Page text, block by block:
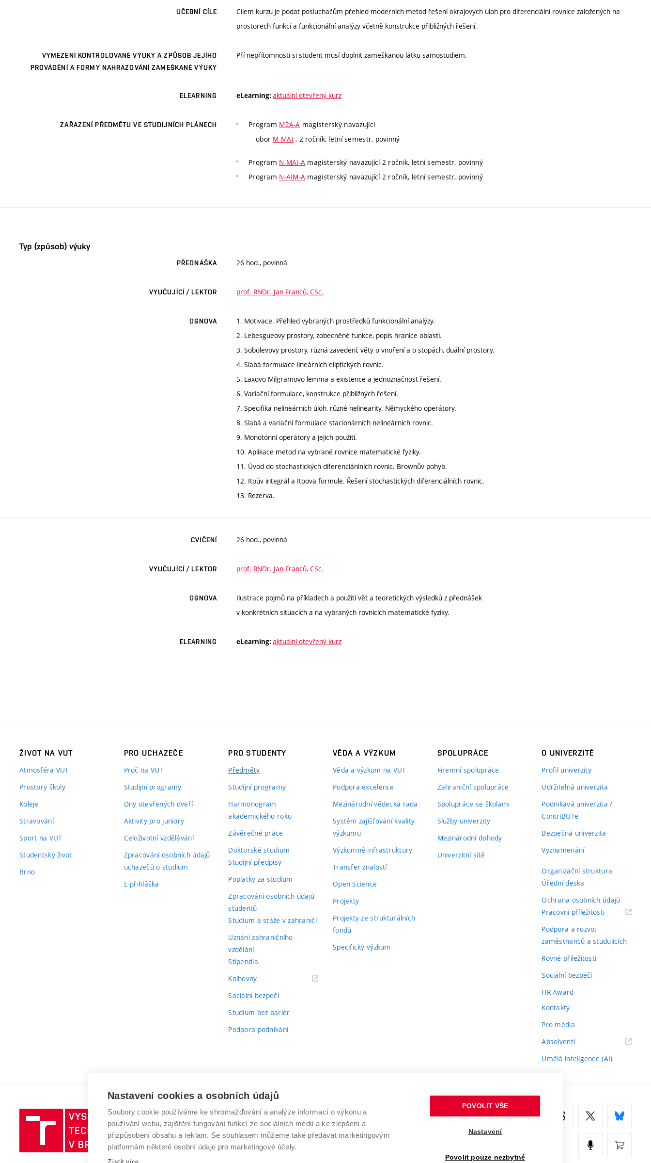
UČEBNÍ CÍLE
Cílem kurzu je podat posluchačům přehled moderních metod řešení okrajových úloh pro diferenciální rovnice založených na
prostorech funkcí a funkcionální analýzy včetně konstrukce přibližných řešení.
VYMEZENÍ KONTROLOVANÉ VÝUKY A ZPŮSOB JEJÍHO
PROVÁDĚNÍ A FORMY NAHRAZOVÁNÍ ZAMEŠKANÉ VÝUKY
Pří nepřítomnosti si student musí doplnit zameškanou látku samostudiem.
ELEARNING eLearning: aktuální otevřený kurz
ZAŘAZENÍ PŘEDMĚTU VE STUDIJNÍCH PLÁNECH Program M2A-A magisterský navazující
obor M-MAI , 2 ročník, letní semestr, povinný
Program N-MAI-A magisterský navazující 2 ročník, letní semestr, povinný
Program N-AIM-A magisterský navazující 2 ročník, letní semestr, povinný
Typ (způsob) výuky
PŘEDNÁŠKA 26 hod., povinná
VYUČUJÍCÍ / LEKTOR prof. RNDr. Jan Franců, CSc.
OSNOVA
1. Motivace. Přehled vybraných prostředků funkcionální analýzy.
2. Lebesgueovy prostory, zobecněné funkce, popis hranice oblasti.
3. Sobolevovy prostory, různá zavedení, věty o vnoření a o stopách, duální prostory.
4. Slabá formulace lineárních eliptických rovnic.
5. Laxovo-Milgramovo lemma a existence a jednoznačnost řešení.
6. Variační formulace, konstrukce přibližných řešení.
7. Specifika nelineárních úloh, různé nelinearity. Němyckého operátory.
8. Slabá a variační formulace stacionárních nelineárních rovnic.
9. Monotónní operátory a jejich použití.
10. Aplikace metod na vybrané rovnice matematické fyziky.
11. Úvod do stochastických diferenciánlních rovnic. Brownův pohyb.
12. Itoův integrál a Itoova formule. Řešení stochastických diferenciálních rovnic.
13. Rezerva.
CVIČENÍ 26 hod., povinná
VYUČUJÍCÍ / LEKTOR prof. RNDr. Jan Franců, CSc.
OSNOVA
Ilustrace pojmů na příkladech a použití vět a teoretických výsledků z přednášek
v konkrétních situacích a na vybraných rovnicích matematické fyziky.
ELEARNING eLearning: aktuální otevřený kurz
ŽIVOT NA VUT
Atmosféra VUT
Prostory školy
Koleje
Stravování
Sport na VUT
Studentský život
Brno
PRO UCHAZEČE
Proč na VUT
Studijní programy
Dny otevřených dveří
Aktivity pro juniory
Celoživotní vzdělávání
Zpracování osobních údajů
uchazečů o studium
E-přihláška
PRO STUDENTY
Předměty
Studijní programy
Harmonogram
akademického roku
Závěrečné práce
Doktorské studium
Studijní předpisy
Poplatky za studium
Zpracování osobních údajů
studentů
Studium a stáže v zahraničí
Uznání zahraničního
vzdělání
Stipendia
Knihovny(externí
Sociální bezpečí
Studium bez bariér
Podpora podnikání
VĚDA A VÝZKUM
Věda a výzkum na VUT
Podpora excelence
Mezinárodní vědecká rada
Systém zajišťování kvality
výzkumu
Výzkumné infrastruktury
Transfer znalostí
Open Science
Projekty
Projekty ze strukturálních
fondů
Specifický výzkum
SPOLUPRÁCE
Firemní spolupráce
Zahraniční spolupráce
Spolupráce se školami
Služby univerzity
Mezinárodní dohody
Univerzitní sítě
O UNIVERZITĚ
Profil univerzity
Udržitelná univerzita
Podnikavá univerzita /
ContriBUTe
Bezpečná univerzita
Vyznamenání
Organizační struktura
Úřední deska
Ochrana osobních údajů
Pracovní příležitosti(externí
Podpora a rozvoj
zaměstnanců a studujících
Rovné příležitosti
Sociální bezpečí
HR Award
Kontakty
Pro média
Absolventi(externí
Umělá inteligence (AI)
Vysoké
učení
technické
v
VYSOKÉ UČENÍ TECHNICKÉ V BRNĚ
Antonínská 548/1
602 00 Brno
www.vut.cz
Nastavení cookies a osobních údajů
Soubory cookie používáme ke shromažďování a analýze informací o výkonu a
používání webu, zajištění fungování funkcí ze sociálních médií a ke zlepšení a
přizpůsobení obsahu a reklam. Se souhlasem můžeme také předávat marketingovým
platformám některé osobní údaje pro marketingové účely.
POVOLIT VŠE
Nastavení
Povolit pouze nezbytné